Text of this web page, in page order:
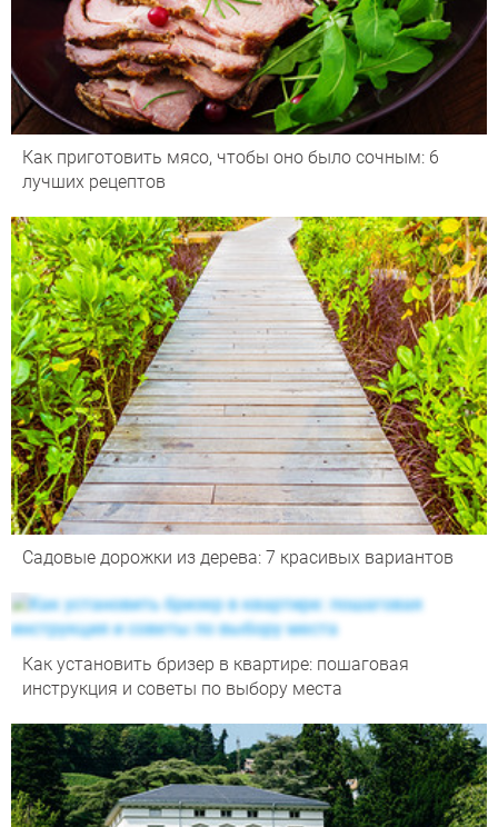
Как приготовить мясо, чтобы оно было сочным: 6
лучших рецептов
Садовые дорожки из дерева: 7 красивых вариантов
Как установить бризер в квартире: пошаговая
инструкция и советы по выбору места